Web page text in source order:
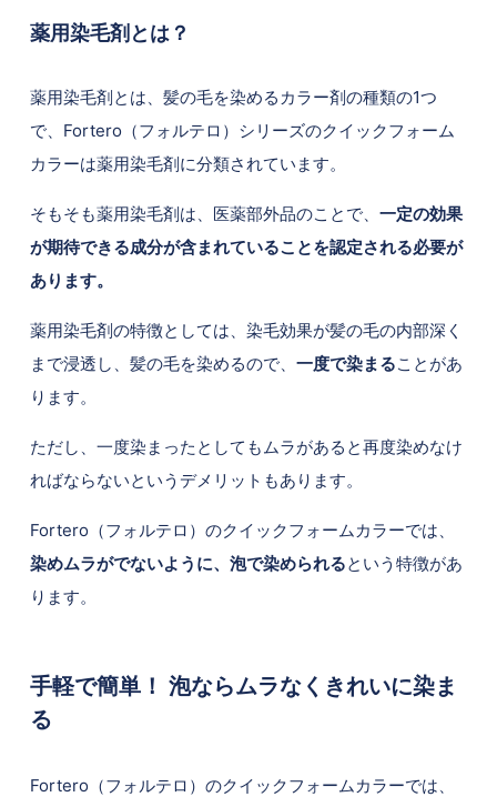
薬用染毛剤とは？
薬用染毛剤とは、髪の毛を染めるカラー剤の種類の1つ
で、Fortero（フォルテロ）シリーズのクイックフォーム
カラーは薬用染毛剤に分類されています。
そもそも薬用染毛剤は、医薬部外品のことで、 一定の効果
が期待できる成分が含まれていることを認定される必要が
あります。
薬用染毛剤の特徴としては、染毛効果が髪の毛の内部深く
まで浸透し、髪の毛を染めるので、 一度で染まることがあ
ります。
ただし、一度染まったとしてもムラがあると再度染めなけ
ればならないというデメリットもあります。
Fortero（フォルテロ）のクイックフォームカラーでは、
染めムラがでないように、泡で染められるという特徴があ
ります。
手軽で簡単！ 泡ならムラなくきれいに染ま
る
Fortero（フォルテロ）のクイックフォームカラーでは、